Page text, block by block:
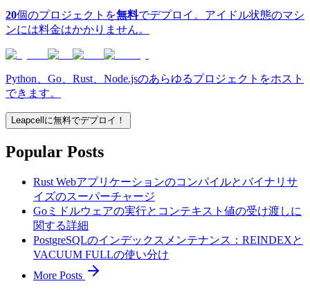
20個のプロジェクトを無料でデプロイ。アイドル状態のマシ
ンには料金はかかりません。
Python、Go、Rust、Node.jsのあらゆるプロジェクトをホスト
できます。
Leapcellに無料でデプロイ！
Popular Posts
Rust Webアプリケーションのコンパイルとバイナリサ
イズのスーパーチャージ
Goミドルウェアの実行とコンテキスト値の受け渡しに
関する詳細
PostgreSQLのインデックスメンテナンス：REINDEXと
VACUUM FULLの使い分け
More Posts